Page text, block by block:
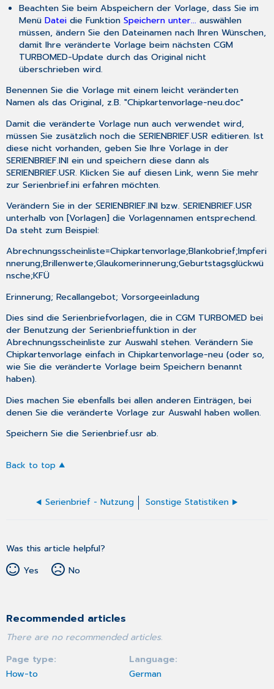
Beachten Sie beim Abspeichern der Vorlage, dass Sie im
Menü Dateidie Funktion Speichern unter... auswählen
müssen, ändern Sie den Dateinamen nach Ihren Wünschen,
damit Ihre veränderte Vorlage beim nächsten CGM
TURBOMED-Update durch das Original nicht
überschrieben wird.
Benennen Sie die Vorlage mit einem leicht veränderten
Namen als das Original, z.B. "Chipkartenvorlage-neu.doc"
Damit die veränderte Vorlage nun auch verwendet wird,
müssen Sie zusätzlich noch die SERIENBRIEF.USR editieren. Ist
diese nicht vorhanden, geben Sie Ihre Vorlage in der
SERIENBRIEF.INI ein und speichern diese dann als
SERIENBRIEF.USR.Klicken Sie auf diesen Link, wenn Sie mehr
zur Serienbrief.ini erfahren möchten.
Verändern Sie in der SERIENBRIEF.INI bzw. SERIENBRIEF.USR
unterhalb von [Vorlagen] die Vorlagennamen entsprechend.
Da steht zum Beispiel:
Abrechnungsscheinliste=Chipkartenvorlage;Blankobrief;Impferi
nnerung;Brillenwerte;Glaukomerinnerung;Geburtstagsglückwü
nsche;KFÜ
Erinnerung; Recallangebot; Vorsorgeeinladung
Dies sind die Serienbriefvorlagen, die in CGM TURBOMED bei
der Benutzung der Serienbrieffunktion in der
Abrechnungsscheinliste zur Auswahl stehen. Verändern Sie
Chipkartenvorlage einfach in Chipkartenvorlage-neu (oder so,
wie Sie die veränderte Vorlage beim Speichern benannt
haben).
Dies machen Sie ebenfalls bei allen anderen Einträgen, bei
denen Sie die veränderte Vorlage zur Auswahl haben wollen.
Speichern Sie die Serienbrief.usr ab.
Back to top
Serienbrief - Nutzung Sonstige Statistiken
Was this article helpful?
Yes
No
Recommended articles
There are no recommended articles.
Page type
How-to
Language
German